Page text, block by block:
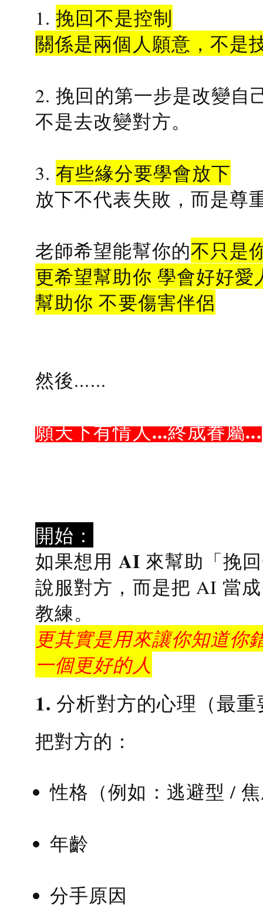
1.挽回不是控制
關係是兩個人願意，不是
2. 挽回的第一步是改變自
不是去改變對方。
3.有些緣分要學會放下
放下不代表失敗，而是尊
老師希望能幫你的不只是
更希望幫助你 學會好好愛
幫助你 不要傷害伴侶
然後......
願天下有情人...終成眷屬...
開始：
如果想用 AI 來幫助「挽
說服對方，而是把 AI 當
教練。
更其實是用來讓你知道你
一個更好的人
1. 分析對方的心理（最
把對方的：
性格（例如：逃避型 /
年齡
分手原因